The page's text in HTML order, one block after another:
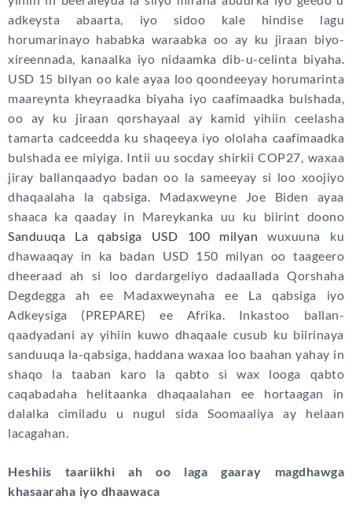
adkeysta abaarta, iyo sidoo kale hindise lagu
horumarinayo hababka waraabka oo ay ku jiraan biyo-
xireennada, kanaalka iyo nidaamka dib-u-celinta biyaha.
USD 15 bilyan oo kale ayaa loo qoondeeyay horumarinta
maareynta kheyraadka biyaha iyo caafimaadka bulshada,
oo ay ku jiraan qorshayaal ay kamid yihiin ceelasha
tamarta cadceedda ku shaqeeya iyo ololaha caafimaadka
bulshada ee miyiga. Intii uu socday shirkii COP27, waxaa
jiray ballanqaadyo badan oo la sameeyay si loo xoojiyo
dhaqaalaha la qabsiga. Madaxweyne Joe Biden ayaa
shaaca ka qaaday in Mareykanka uu ku biirint doono
Sanduuqa La qabsiga USD 100 milyan wuxuuna ku
dhawaaqay in ka badan USD 150 milyan oo taageero
dheeraad ah si loo dardargeliyo dadaallada Qorshaha
Degdegga ah ee Madaxweynaha ee La qabsiga iyo
Adkeysiga (PREPARE) ee Afrika. Inkastoo ballan-
qaadyadani ay yihiin kuwo dhaqaale cusub ku biirinaya
sanduuqa la-qabsiga, haddana waxaa loo baahan yahay in
shaqo la taaban karo la qabto si wax looga qabto
caqabadaha helitaanka dhaqaalahan ee hortaagan in
dalalka cimiladu u nugul sida Soomaaliya ay helaan
lacagahan.
Heshiis taariikhi ah oo laga gaaray magdhawga
khasaaraha iyo dhaawaca